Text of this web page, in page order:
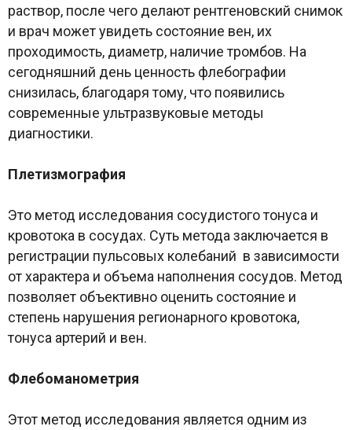
раствор, после чего делают рентгеновский снимок
и врач может увидеть состояние вен, их
проходимость, диаметр, наличие тромбов. На
сегодняшний день ценность флебографии
снизилась, благодаря тому, что появились
современные ультразвуковые методы
диагностики.
Плетизмография
Это метод исследования сосудистого тонуса и
кровотока в сосудах. Суть метода заключается в
регистрации пульсовых колебаний в зависимости
от характера и объема наполнения сосудов. Метод
позволяет объективно оценить состояние и
степень нарушения регионарного кровотока,
тонуса артерий и вен.
Флебоманометрия
Этот метод исследования является одним из